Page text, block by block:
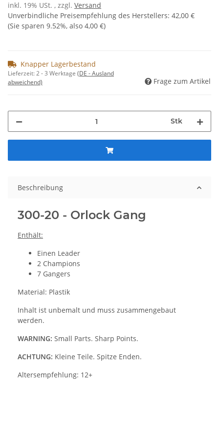
inkl. 19% USt. , zzgl. Versand
Unverbindliche Preisempfehlung des Herstellers: 42,00 €
(Sie sparen 9.52%, also 4,00 €)
Knapper Lagerbestand
Lieferzeit:2 - 3 Werktage (DE - Ausland
abweichend)
Frage zum Artikel
Stk
Beschreibung
300-20 - Orlock Gang
Enthält:
Einen Leader
2 Champions
7 Gangers
Material: Plastik
Inhalt ist unbemalt und muss zusammengebaut
werden.
WARNING: Small Parts. Sharp Points.
ACHTUNG: Kleine Teile. Spitze Enden.
Altersempfehlung: 12+